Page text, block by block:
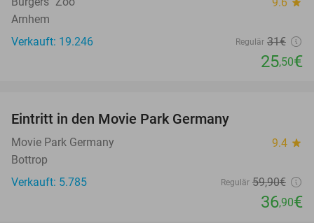
9.6
Arnhem
Verkauft: 19.246
Regulär 31€
25,50€
Eintritt in den Movie Park Germany
Movie Park Germany 9.4 star
Bottrop
Verkauft: 5.785
Regulär 59,90€
36,90€